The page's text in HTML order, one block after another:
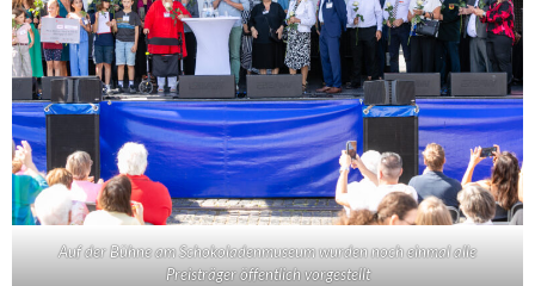
Auf der Bühne am Schokoladenmuseum wurden noch einmal alle
Preisträger öffentlich vorgestellt